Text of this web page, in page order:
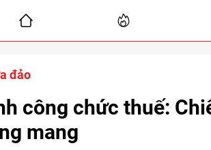
đảo
công chức thuế:
mang